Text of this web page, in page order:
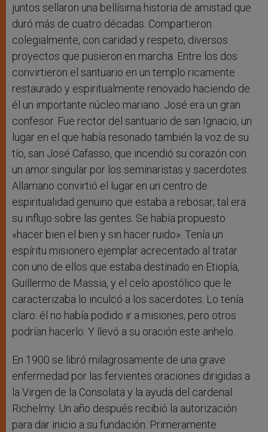
juntos sellaron una bellísima historia de amistad que
duró más de cuatro décadas. Compartieron
colegialmente, con caridad y respeto, diversos
proyectos que pusieron en marcha. Entre los dos
convirtieron el santuario en un templo ricamente
restaurado y espiritualmente renovado haciendo de
él un importante núcleo mariano. José era un gran
confesor. Fue rector del santuario de san Ignacio, un
lugar en el que había resonado también la voz de su
tío, san José Cafasso, que incendió su corazón con
un amor singular por los seminaristas y sacerdotes.
Allamano convirtió el lugar en un centro de
espiritualidad genuino que estaba a rebosar; tal era
su influjo sobre las gentes. Se había propuesto
«hacer bien el bien y sin hacer ruido». Tenía un
espíritu misionero ejemplar acrecentado al tratar
con uno de ellos que estaba destinado en Etiopía,
Guillermo de Massia, y el celo apostólico que le
caracterizaba lo inculcó a los sacerdotes. Lo tenía
claro: él no había podido ir a misiones, pero otros
podrían hacerlo. Y llevó a su oración este anhelo.
En 1900 se libró milagrosamente de una grave
enfermedad por las fervientes oraciones dirigidas a
la Virgen de la Consolata y la ayuda del cardenal
Richelmy. Un año después recibió la autorización
para dar inicio a su fundación. Primeramente